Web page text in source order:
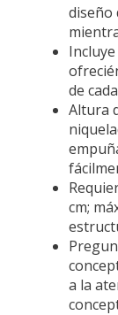
diseño
de
Altura
cm;
a la